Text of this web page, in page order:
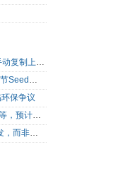
Anthropic升级AI编程工具，免去开发者手动复制上下文
消息称小米成立具身智能与应用部，前字节Seed孔涛挂帅
保争议
零跑A05全套车色公布：松岚灰、莓莓蓝等，预计明日上市
Meta CTO：AI提升的效率应投入产品开发，而非增加休假